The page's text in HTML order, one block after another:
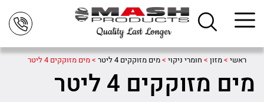
ראשי >מזון > חומרי ניקוי >מים מזוקקים 4 ליטר >מים מזוקקים 4 ליטר
מים מזוקקים 4 ליטר